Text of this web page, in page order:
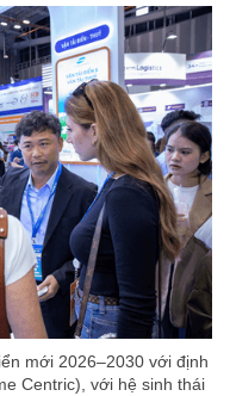
mới 2026–2030 với định
Centric), với hệ sinh thái